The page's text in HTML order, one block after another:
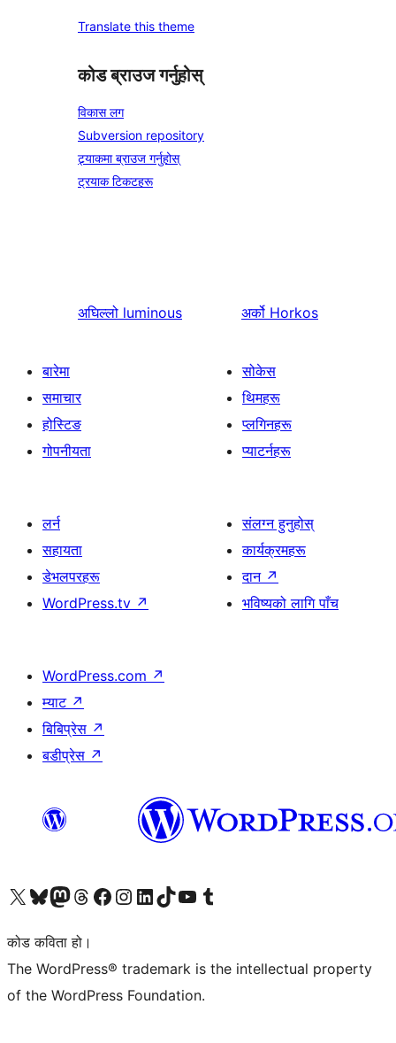
Translate this theme
कोड ब्राउज गर्नुहोस्
विकास लग
Subversion repository
ट्र्याकमा ब्राउज गर्नुहोस्
ट्रयाक टिकटहरू
अघिल्लो luminous अर्को Horkos
बारेमा
समाचार
होस्टिङ
गोपनीयता
सोकेस
थिमहरू
प्लगिनहरू
प्याटर्नहरू
लर्न
सहायता
डेभलपरहरू
WordPress.tv ↗
संलग्न हुनुहोस्
कार्यक्रमहरू
दान ↗
भविष्यको लागि पाँच
WordPress.com ↗
म्याट ↗
बिबिप्रेस ↗
बडीप्रेस ↗
हाम्रो X (पहिले ट्विटर) खातामा जानुहोस्
हाम्रो Bluesky खाता भ्रमण गर्नुहोस्
हाम्रो म्यास्टोडन खाता भ्रमण गर्नुहोस्
हाम्रो थ्रेड्स खातामा जानुहोस्
हाम्रो फेसबुक पेजमा जानुहोस्
हाम्रो इन्स्टाग्राम खातामा जानुहोस्
हाम्रो लिङ्क्डइन खातामा जानुहोस्
हाम्रो TikTok खाता भ्रमण गर्नुहोस्
हाम्रो युट्युब च्यानलमा जानुहोस्
हाम्रो टम्बलर खाता भ्रमण गर्नुहोस्
कोड कविता हो।
The WordPress® trademark is the intellectual property
of the WordPress Foundation.